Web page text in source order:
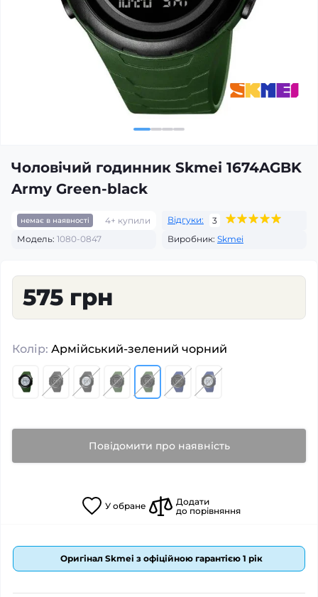
Чоловічий годинник Skmei 1674AGBK
Army Green-black
немає в наявності 4+ купили Відгуки:
3
Модель: 1080-0847 Виробник: Skmei
575 грн
Колір: Армійський-зелений чорний
Повідомити про наявність
У обране
Додати
до порівняння
Оригінал Skmei з офіційною гарантією 1 рік